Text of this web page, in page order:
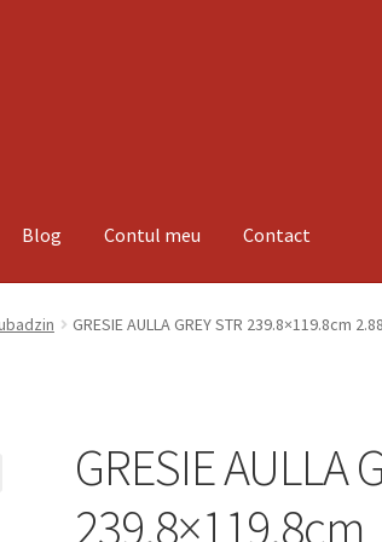
Blog Contul meu Contact
noiInformatii Magazin Plată
GRESIE AULLA GREY STR 239.8×119.8cm
GRESIE AULLA
239.8×119.8cm